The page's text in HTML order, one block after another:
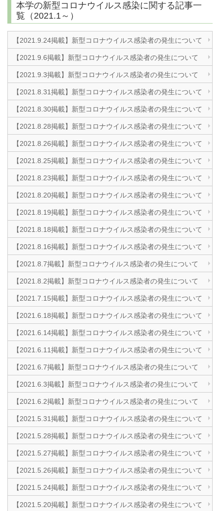
本学の新型コロナウイルス感染に関する記事一
覧（2021.1～）
【2021.9.24掲載】新型コロナウイルス感染者の発生について
【2021.9.6掲載】新型コロナウイルス感染者の発生について
【2021.9.3掲載】新型コロナウイルス感染者の発生について
【2021.8.31掲載】新型コロナウイルス感染者の発生について
【2021.8.30掲載】新型コロナウイルス感染者の発生について
【2021.8.28掲載】新型コロナウイルス感染者の発生について
【2021.8.26掲載】新型コロナウイルス感染者の発生について
【2021.8.25掲載】新型コロナウイルス感染者の発生について
【2021.8.23掲載】新型コロナウイルス感染者の発生について
【2021.8.20掲載】新型コロナウイルス感染者の発生について
【2021.8.19掲載】新型コロナウイルス感染者の発生について
【2021.8.18掲載】新型コロナウイルス感染者の発生について
【2021.8.16掲載】新型コロナウイルス感染者の発生について
【2021.8.7掲載】新型コロナウイルス感染者の発生について
【2021.8.2掲載】新型コロナウイルス感染者の発生について
【2021.7.15掲載】新型コロナウイルス感染者の発生について
【2021.6.18掲載】新型コロナウイルス感染者の発生について
【2021.6.14掲載】新型コロナウイルス感染者の発生について
【2021.6.11掲載】新型コロナウイルス感染者の発生について
【2021.6.7掲載】新型コロナウイルス感染者の発生について
【2021.6.3掲載】新型コロナウイルス感染者の発生について
【2021.6.2掲載】新型コロナウイルス感染者の発生について
【2021.5.31掲載】新型コロナウイルス感染者の発生について
【2021.5.28掲載】新型コロナウイルス感染者の発生について
【2021.5.27掲載】新型コロナウイルス感染者の発生について
【2021.5.26掲載】新型コロナウイルス感染者の発生について
【2021.5.24掲載】新型コロナウイルス感染者の発生について
【2021.5.20掲載】新型コロナウイルス感染者の発生について